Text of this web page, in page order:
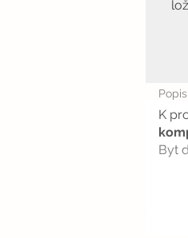
K
Byt